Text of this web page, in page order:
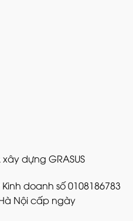
dựng GRASUS
doanh số 0108186783
Nội cấp ngày